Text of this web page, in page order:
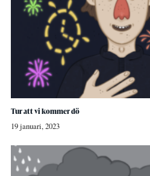
Tur att vi kommer dö
19 januari, 2023